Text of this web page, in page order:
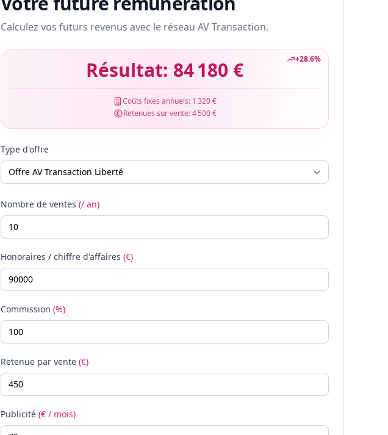
Calculez vos futurs revenus avec le réseau AV Transaction.
+28.6%
Résultat: 84 180 €
Coûts fixes annuels: 1 320 €
Retenues sur vente:4 500 €
Type d'offre
Nombre de ventes (/ an)
Honoraires / chiffre d'affaires (€)
Commission (%)
Retenue par vente (€)
Publicité (€ / mois)